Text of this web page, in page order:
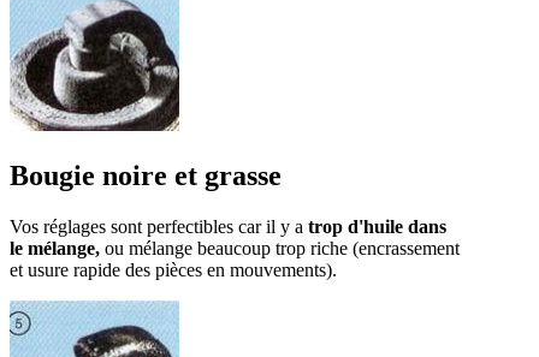
Bougie noire et grasse
Vos réglages sont perfectibles car il y a trop d'huile dans
le mélange, ou mélange beaucoup trop riche (encrassement
et usure rapide des pièces en mouvements).